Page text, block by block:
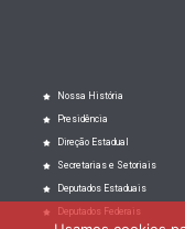
Nossa História
Presidência
Direção Estadual
Secretarias e Setoriais
Deputados Estaduais
Deputados Federais